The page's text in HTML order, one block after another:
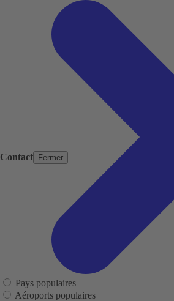
Contact Fermer
Pays populaires
Aéroports populaires